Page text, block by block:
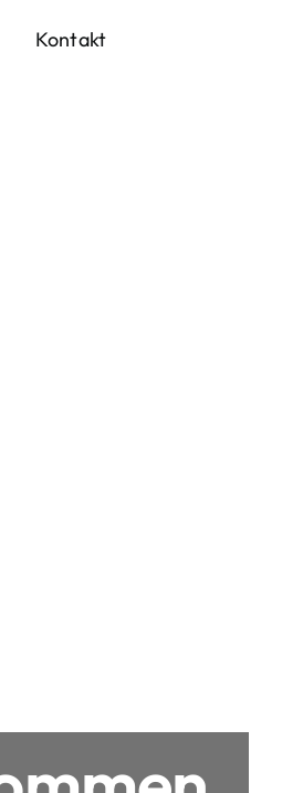
Kontakt